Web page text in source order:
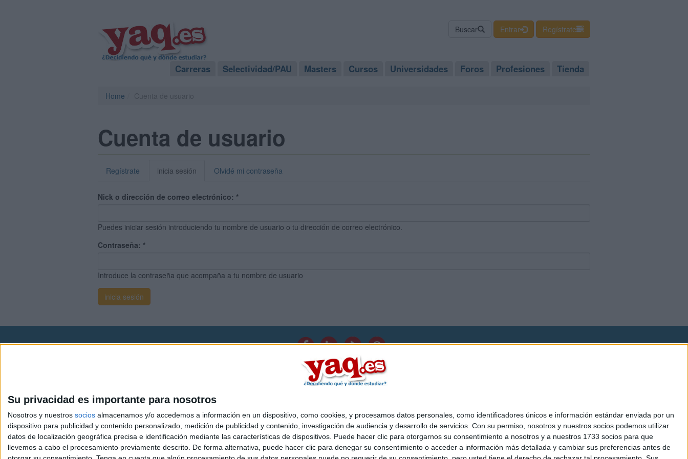
Su privacidad es importante para nosotros
Nosotros y nuestros socios almacenamos y/o accedemos a información en un dispositivo, como cookies, y procesamos datos personales, como identificadores únicos e información estándar enviada por un
dispositivo para publicidad y contenido personalizado, medición de publicidad y contenido, investigación de audiencia y desarrollo de servicios. Con su permiso, nosotros y nuestros socios podemos utilizar
datos de localización geográfica precisa e identificación mediante las características de dispositivos. Puede hacer clic para otorgarnos su consentimiento a nosotros y a nuestros 1733 socios para que
llevemos a cabo el procesamiento previamente descrito. De forma alternativa, puede hacer clic para denegar su consentimiento o acceder a información más detallada y cambiar sus preferencias antes de
Buscar Entrar Regístrate
Carreras Selectividad/PAU Masters Cursos Universidades Foros Profesiones Tienda
Home
Cuenta de usuario
Regístrate inicia sesión Olvidé mi contraseña
Nick o dirección de correo electrónico: *
Puedes iniciar sesión introduciendo tu nombre de usuario o tu dirección de correo electrónico.
Contraseña: *
Introduce la contraseña que acompaña a tu nombre de usuario
Quiénes somos| Contactar|Anúnciate
Politica de privacidad|Condiciones generales
- Diego de León 47 - 28006 Madrid [ESPAÑA] - Tel. +34 91 593 2767